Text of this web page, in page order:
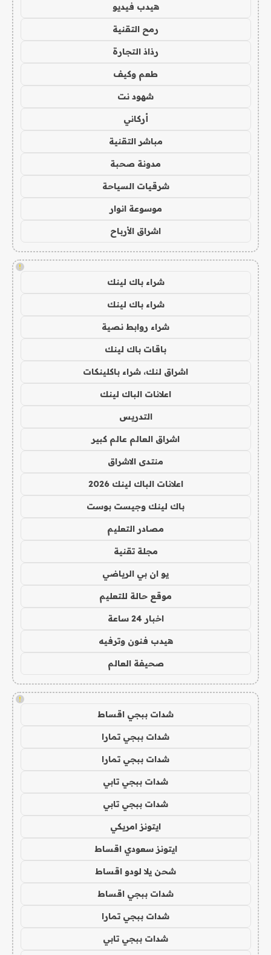
هيدب فيديو
رمح التقنية
رذاذ التجارة
طعم وكيف
شهود نت
أركاني
مباشر التقنية
مدونة صحبة
شرقيات السياحة
موسوعة انوار
اشراق الأرباح
!
شراء باك لينك
شراء باك لينك
شراء روابط نصية
باقات باك لينك
اشراق لنك، شراء باكلينكات
اعلانات الباك لينك
التدريس
اشراق العالم عالم كبير
منتدى الاشراق
اعلانات الباك لينك 2026
باك لينك وجيست بوست
مصادر التعليم
مجلة تقنية
يو ان بي الرياضي
موقع حالة للتعليم
اخبار 24 ساعة
هيدب فنون وترفيه
صحيفة العالم
!
شدات ببجي اقساط
شدات ببجي تمارا
شدات ببجي تمارا
شدات ببجي تابي
شدات ببجي تابي
ايتونز امريكي
ايتونز سعودي اقساط
شحن يلا لودو اقساط
شدات ببجي اقساط
شدات ببجي تمارا
شدات ببجي تابي